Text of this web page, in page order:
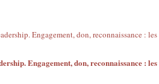
Engagement, don, reconnaissance :